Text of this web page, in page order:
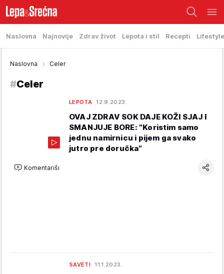
Naslovna Najnovije Zdrav život Lepota i stil Recepti Lifestyle
Naslovna Celer
#Celer
LEPOTA 12.9.2023.
OVAJ ZDRAV SOK DAJE KOŽI SJAJ I
SMANJUJE BORE: "Koristim samo
jednu namirnicu i pijem ga svako
jutro pre doručka"
Komentariši
SAVETI 11.1.2023.